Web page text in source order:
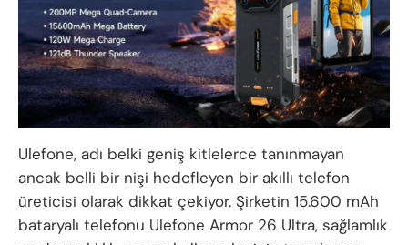
Ulefone, adı belki geniş kitlelerce tanınmayan
ancak belli bir nişi hedefleyen bir akıllı telefon
üreticisi olarak dikkat çekiyor. Şirketin 15.600 mAh
bataryalı telefonu Ulefone Armor 26 Ultra, sağlamlık